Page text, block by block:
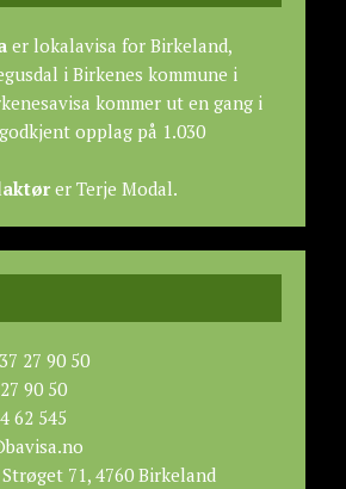
er lokalavisa for Birkeland,
i Birkenes kommune i
kommer ut en gang i
opplag på 1.030
er Terje Modal.
27 90 50
90 50
62 545
71, 4760 Birkeland